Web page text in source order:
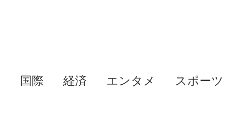
国際 経済 エンタメ スポーツ